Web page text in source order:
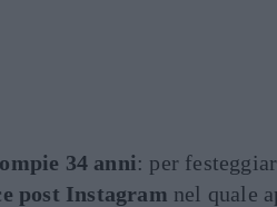
34 anni: per
post Instagram nel quale